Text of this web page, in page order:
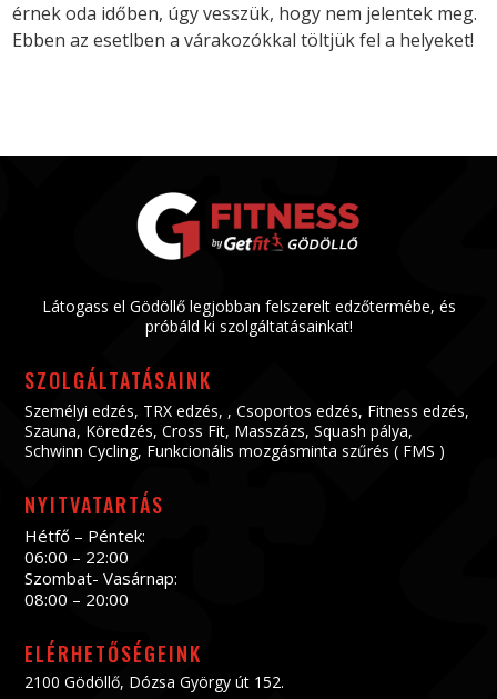
érnek oda időben, úgy vesszük, hogy nem jelentek meg.
Ebben az esetlben a várakozókkal töltjük fel a helyeket!
Látogass el Gödöllő legjobban felszerelt edzőtermébe, és
próbáld ki szolgáltatásainkat!
SZOLGÁLTATÁSAINK
Személyi edzés, TRX edzés, ,Csoportos edzés, Fitness edzés,
Szauna, Köredzés,Cross Fit, Masszázs,Squash pálya,
Schwinn Cycling, Funkcionális mozgásminta szűrés ( FMS )
NYITVATARTÁS
Hétfő – Péntek:
06:00 – 22:00
Szombat- Vasárnap:
08:00 – 20:00
ELÉRHETŐSÉGEINK
2100 Gödöllő, Dózsa György út 152.